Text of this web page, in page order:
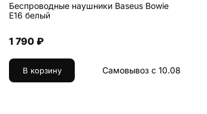
Беспроводные наушники Baseus Bowie
E16 белый
1 790 ₽
В корзину Самовывоз с 10.08